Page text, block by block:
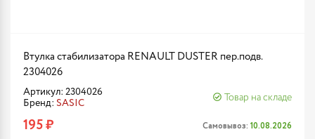
Втулка стабилизатора RENAULT DUSTER пер.подв.
2304026
Артикул: 2304026
Бренд: SASIC
Товар на складе
195 ₽ Самовывоз: 10.08.2026